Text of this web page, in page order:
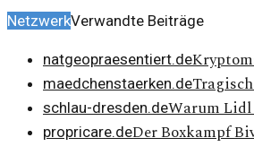
NetzwerkVerwandte Beiträge
natgeopraesentiert.de
maedchenstaerken.de
schlau-dresden.deWarum Lidl
propricare.deDer Boxkampf